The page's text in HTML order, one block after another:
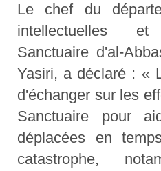
Le chef du
intellectuelles
Sanctuaire d'al-
Yasiri, a déclaré : «
d'échanger sur les
Sanctuaire pour
déplacées en
catastrophe,